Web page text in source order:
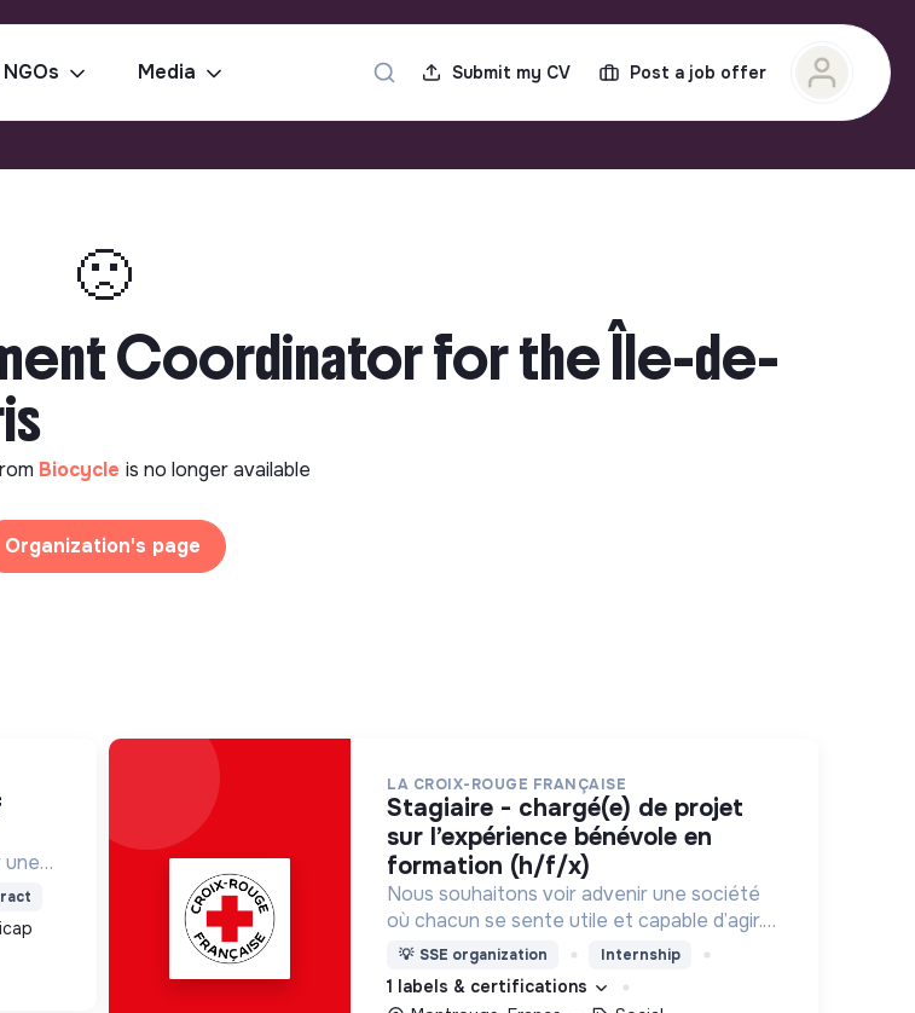
Media Submit my CV Post a job offer
🙁
Coordinator for the Île-de-
Biocycle is no longer available
Organization's page
une
LA CROIX-ROUGE FRANÇAISE
stagiaire - chargé(e) de projet
sur l’expérience bénévole en
formation (h/f/x)
Nous souhaitons voir advenir une société
où chacun se sente utile et capable d’agir.
Pour cela, nous proposons des moyens et
des lieux d’engagement innovants et
adaptés à tous.
💡 SSE organization Internship
1 labels & certifications